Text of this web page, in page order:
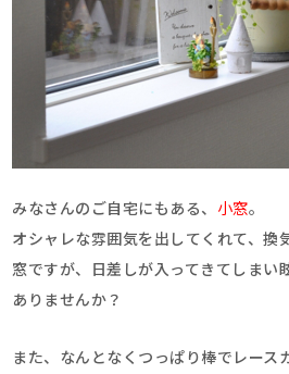
みなさんのご自宅にもある、 小窓。
オシャレな雰囲気を出してくれて、換
窓ですが、日差しが入ってきてしまい
ありませんか？
また、なんとなくつっぱり棒でレース